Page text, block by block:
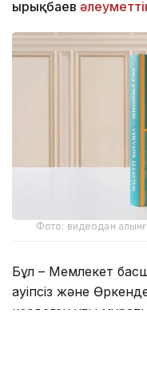
Қырықбаев
Фото: видеодан
Бұл – Мемлекет
Қауіпсіз және
көздеген ұлы